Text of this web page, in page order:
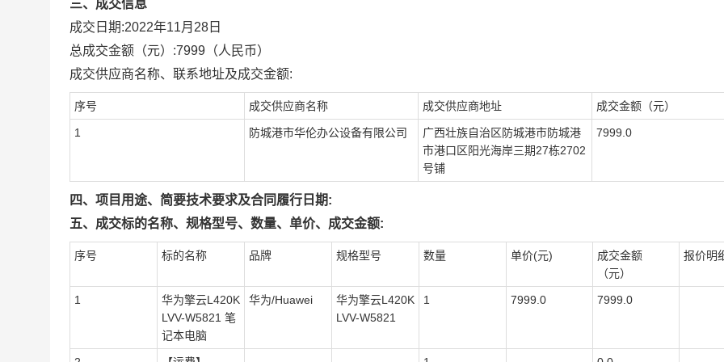
三、成交信息
成交日期:2022年11月28日
总成交金额（元）:7999 （人民币）
成交供应商名称、联系地址及成交金额:
序号 成交供应商名称 成交供应商地址 成交金额（元）
1 防城港市华伦办公设备有限公司
广西壮族自治区防城港市防城港
市港口区阳光海岸三期27栋2702
号铺
7999.0
四、项目用途、简要技术要求及合同履行日期:
五、成交标的名称、规格型号、数量、单价、成交金额:
序号 标的名称 品牌 规格型号 数量 单价(元)
成交金额
（元）
报价明
1
华为擎云L420K
LVV-W5821 笔
记本电脑
华为/Huawei
华为擎云L420K
LVV-W5821
1 7999.0 7999.0